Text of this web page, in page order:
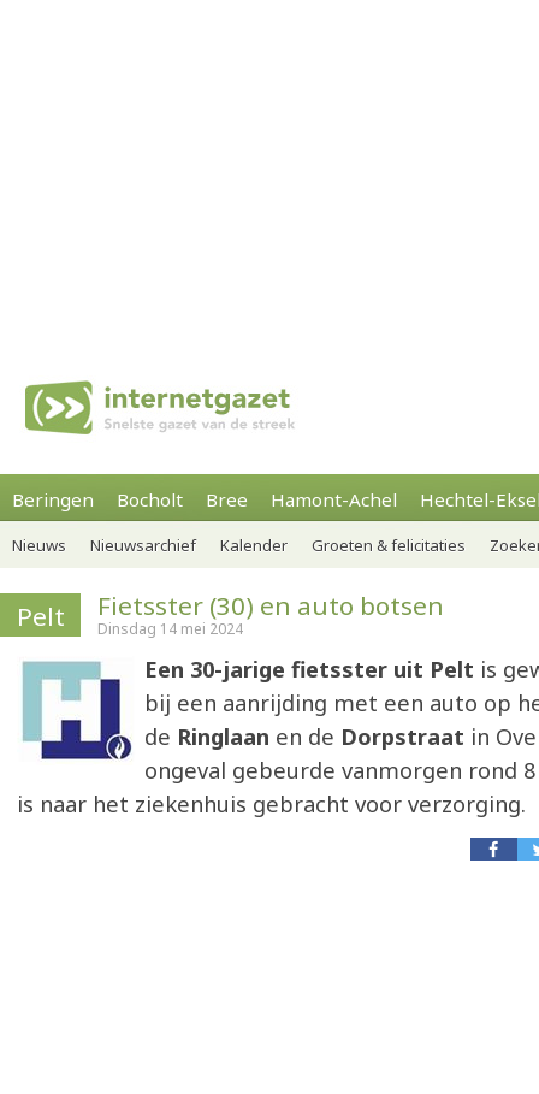
Beringen Bocholt Bree Hamont-Achel Hechtel-
Nieuws Nieuwsarchief Kalender Groeten & felicitaties
Pelt Fietsster (30) en auto botsen
Dinsdag 14 mei 2024
Een 30-jarige fietsster uit Pelt is
bij een aanrijding met een auto op
de Ringlaan en de Dorpstraat in
ongeval gebeurde vanmorgen rond
is naar het ziekenhuis gebracht voor verzorging.